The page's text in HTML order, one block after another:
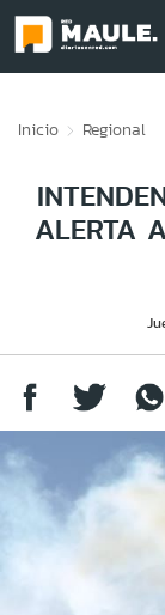
Inicio Regional
ALERTA